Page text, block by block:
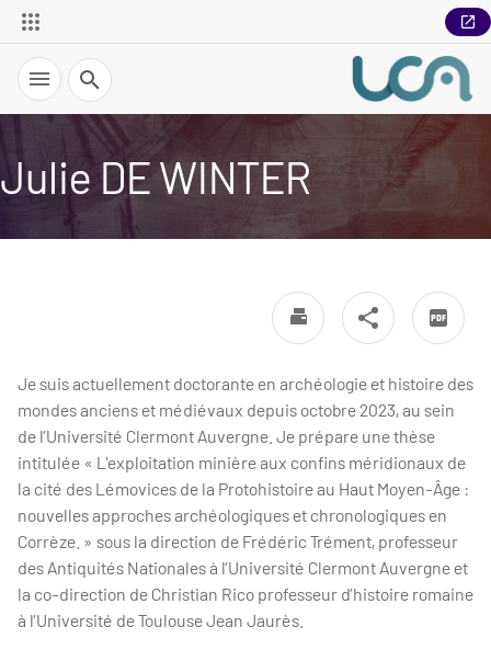
Recherche
Julie DE WINTER
Je suis actuellement doctorante en archéologie et histoire des
mondes anciens et médiévaux depuis octobre 2023, au sein
de l’Université Clermont Auvergne. Je prépare une thèse
intitulée « L'exploitation minière aux confins méridionaux de
la cité des Lémovices de la Protohistoire au Haut Moyen-Âge :
nouvelles approches archéologiques et chronologiques en
Corrèze. » sous la direction de Frédéric Trément, professeur
des Antiquités Nationales à l’Université Clermont Auvergne et
la co-direction de Christian Rico professeur d’histoire romaine
à l’Université de Toulouse Jean Jaurès.